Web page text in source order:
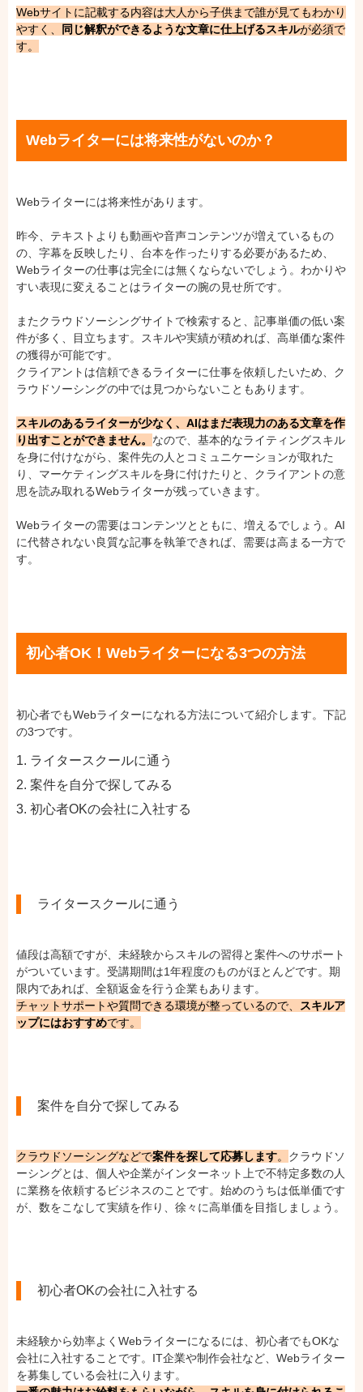
Webサイトに記載する内容は大人から子供まで誰が見てもわかり
やすく、
同じ解釈ができるような文章に仕上げるスキルが必須で
す。
Webライターには将来性がないのか？
Webライターには将来性があります。
昨今、テキストよりも動画や音声コンテンツが増えているもの
の、字幕を反映したり、台本を作ったりする必要があるため、
Webライターの仕事は完全には無くならないでしょう。わかりや
すい表現に変えることはライターの腕の見せ所です。
またクラウドソーシングサイトで検索すると、記事単価の低い案
件が多く、目立ちます。スキルや実績が積めれば、高単価な案件
の獲得が可能です。
クライアントは信頼できるライターに仕事を依頼したいため、ク
ラウドソーシングの中では見つからないこともあります。
スキルのあるライターが少なく、AIはまだ表現力のある文章を作
り出すことができません。 なので、基本的なライティングスキル
を身に付けながら、案件先の人とコミュニケーションが取れた
り、マーケティングスキルを身に付けたりと、クライアントの意
思を読み取れるWebライターが残っていきます。
Webライターの需要はコンテンツとともに、増えるでしょう。AI
に代替されない良質な記事を執筆できれば、需要は高まる一方で
す。
初心者OK！Webライターになる3つの方法
初心者でもWebライターになれる方法について紹介します。下記
の3つです。
ライタースクールに通う
案件を自分で探してみる
初心者OKの会社に入社する
ライタースクールに通う
値段は高額ですが、未経験からスキルの習得と案件へのサポート
がついています。受講期間は1年程度のものがほとんどです。期
限内であれば、全額返金を行う企業もあります。
チャットサポートや質問できる環境が整っているので、
スキルア
ップにはおすすめです。
案件を自分で探してみる
クラウドソーシングなどで案件を探して応募します。 クラウドソ
ーシングとは、個人や企業がインターネット上で不特定多数の人
に業務を依頼するビジネスのことです。始めのうちは低単価です
が、数をこなして実績を作り、徐々に高単価を目指しましょう。
初心者OKの会社に入社する
未経験から効率よくWebライターになるには、初心者でもOKな
会社に入社することです。IT企業や制作会社など、Webライター
を募集している会社に入ります。